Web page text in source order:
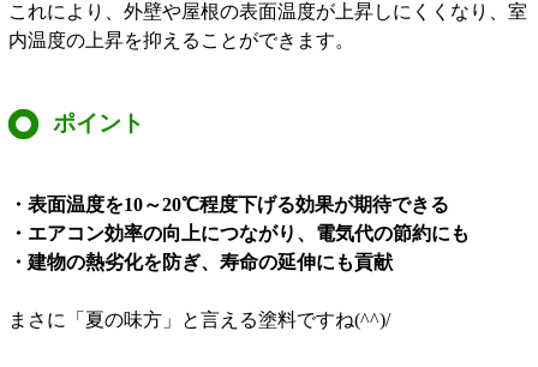
これにより、外壁や屋根の表面温度が上昇しにくくなり、室
内温度の上昇を抑えることができます。
ポイント
・表面温度を10～20℃程度下げる効果が期待できる
・エアコン効率の向上につながり、電気代の節約にも
・建物の熱劣化を防ぎ、寿命の延伸にも貢献
まさに「夏の味方」と言える塗料ですね(^^)/